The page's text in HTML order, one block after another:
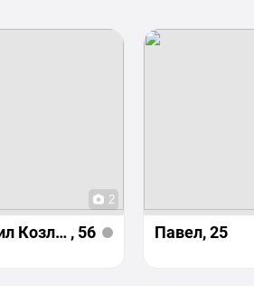
2
Михаил Козлов , 56 Павел, 25